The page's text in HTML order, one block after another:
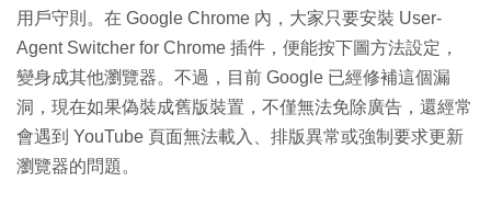
用戶守則。在 Google Chrome 內，大家只要安裝 User-
Agent Switcher for Chrome 插件，便能按下圖方法設定，
變身成其他瀏覽器。不過，目前 Google 已經修補這個漏
洞，現在如果偽裝成舊版裝置，不僅無法免除廣告，還經常
會遇到 YouTube 頁面無法載入、排版異常或強制要求更新
瀏覽器的問題。